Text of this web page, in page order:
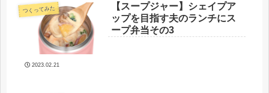
つくってみた
【スープジャー】シェイプア
ップを目指す夫のランチにス
ープ弁当その3
2023.02.21